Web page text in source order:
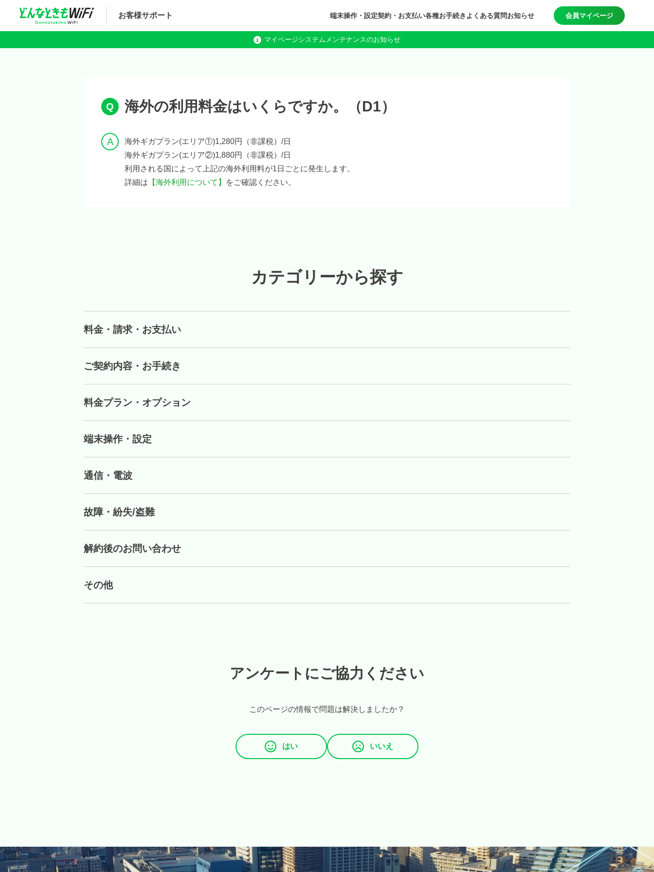
お客様サポート 端末操作・設定契約・お支払い各種お手続き よくある質問お知らせ 会員マイページ
マイページシステムメンテナンスのお知らせ
海外の利用料金はいくらですか。（D1）
海外ギガプラン(エリア①)1,280円（非課税）/日
海外ギガプラン(エリア②)1,880円（非課税）/日
利用される国によって上記の海外利用料が1日ごとに発生します。
詳細は 【海外利用について】 をご確認ください。
カテゴリーから探す
料金・請求・お支払い
ご契約内容・お手続き
料金プラン・オプション
端末操作・設定
通信・電波
故障・紛失/盗難
解約後のお問い合わせ
その他
アンケートにご協力ください
このページの情報で問題は解決しましたか？
はい いいえ